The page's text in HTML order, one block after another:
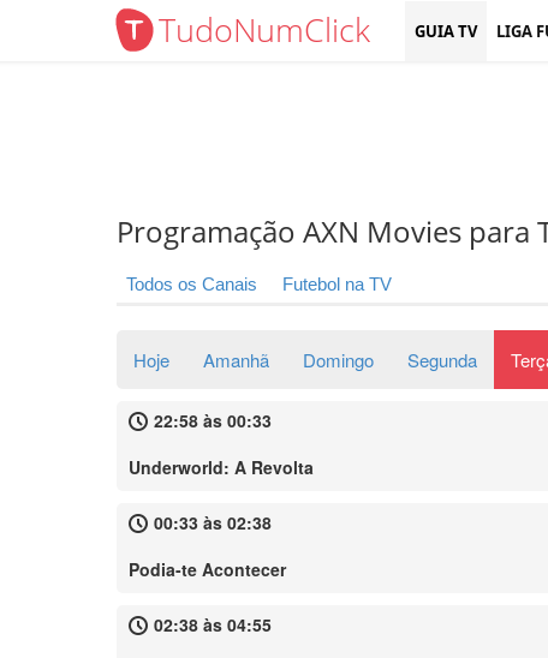
TudoNumClick GUIA TV LIGA
Programação AXN Movies para
Todos os Canais Futebol na TV
Hoje Amanhã Domingo Segunda
22:58 às 00:33
Underworld: A Revolta
00:33 às 02:38
Podia-te Acontecer
02:38 às 04:55